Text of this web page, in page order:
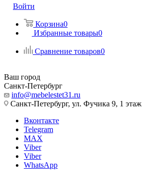
Войти
Корзина0
Избранные товары0
Сравнение товаров0
Ваш город
Санкт-Петербург
info@mebelestet31.ru
Санкт-Петербург, ул. Фучика 9, 1 этаж
Вконтакте
Telegram
MAX
Viber
Viber
WhatsApp